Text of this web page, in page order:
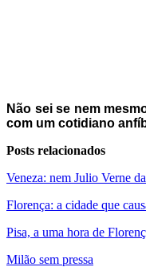
Não sei se nem
com um cotidiano
Posts relacionados
Veneza: nem Julio Verne
Florença: a cidade que
Pisa, a uma hora de
Milão sem pressa